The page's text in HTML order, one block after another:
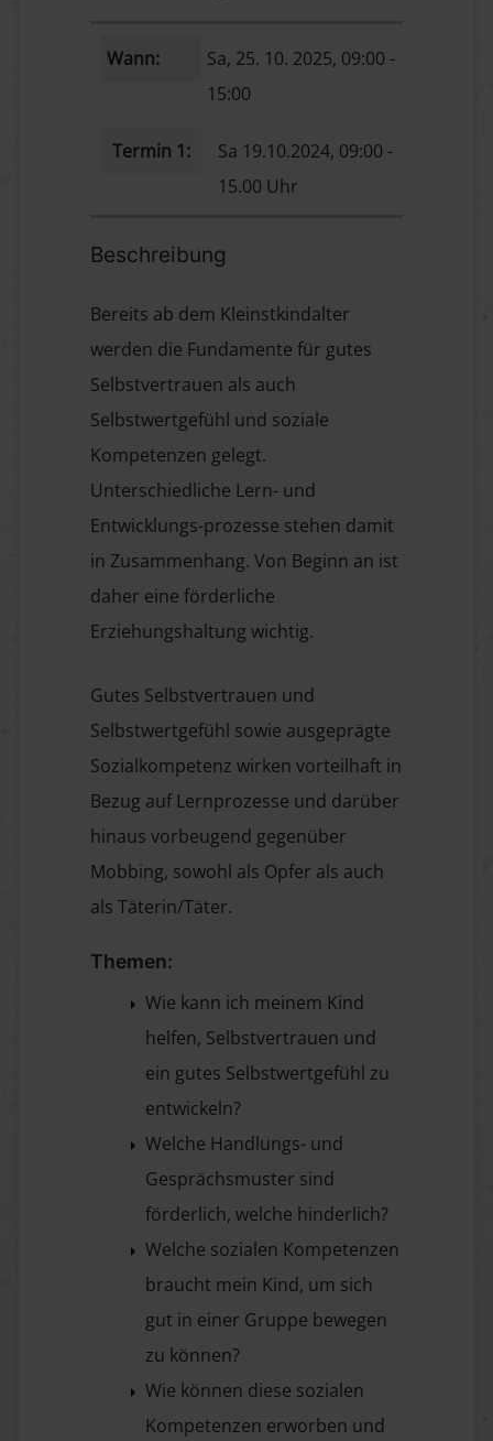
Wann: Sa, 25. 10. 2025, 09:00 -
15:00
Termin 1:
Sa 19.10.2024, 09:00 -
15.00 Uhr
Beschreibung
Bereits ab dem Kleinstkindalter
werden die Fundamente für gutes
Selbstvertrauen als auch
Selbstwertgefühl und soziale
Kompetenzen gelegt.
Unterschiedliche Lern- und
Entwicklungs-prozesse stehen damit
in Zusammenhang. Von Beginn an ist
daher eine förderliche
Erziehungshaltung wichtig.
Gutes Selbstvertrauen und
Selbstwertgefühl sowie ausgeprägte
Sozialkompetenz wirken vorteilhaft in
Bezug auf Lernprozesse und darüber
hinaus vorbeugend gegenüber
Mobbing, sowohl als Opfer als auch
als Täterin/Täter.
Themen:
Wie kann ich meinem Kind
helfen, Selbstvertrauen und
ein gutes Selbstwertgefühl zu
entwickeln?
Welche Handlungs- und
Gesprächsmuster sind
förderlich, welche hinderlich?
Welche sozialen Kompetenzen
braucht mein Kind, um sich
gut in einer Gruppe bewegen
zu können?
Wie können diese sozialen
Kompetenzen erworben und